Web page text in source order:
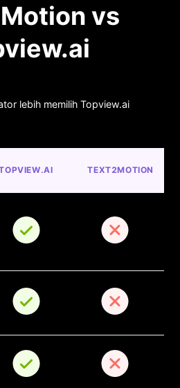
vs
lebih memilih Topview.ai
TEXT2MOTION